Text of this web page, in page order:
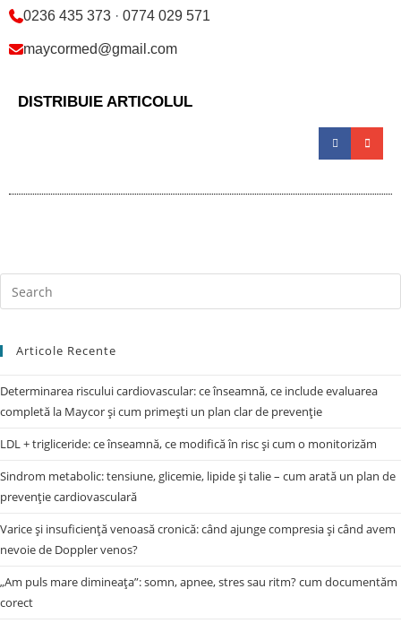
0236 435 373 · 0774 029 571
maycormed@gmail.com
DISTRIBUIE ARTICOLUL
Articole Recente
Determinarea riscului cardiovascular: ce înseamnă, ce include evaluarea
completă la Maycor și cum primești un plan clar de prevenție
LDL + trigliceride: ce înseamnă, ce modifică în risc și cum o monitorizăm
Sindrom metabolic: tensiune, glicemie, lipide și talie – cum arată un plan de
prevenție cardiovasculară
Varice și insuficiență venoasă cronică: când ajunge compresia și când avem
nevoie de Doppler venos?
„Am puls mare dimineața”: somn, apnee, stres sau ritm? cum documentăm
corect